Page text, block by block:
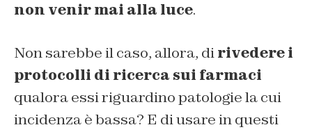
non venir mai alla luce.
Non sarebbe il caso, allora, dirivedere i
protocolli di ricerca sui farmaci
qualora essi riguardino patologie la cui
incidenza è bassa? E di usare in questi